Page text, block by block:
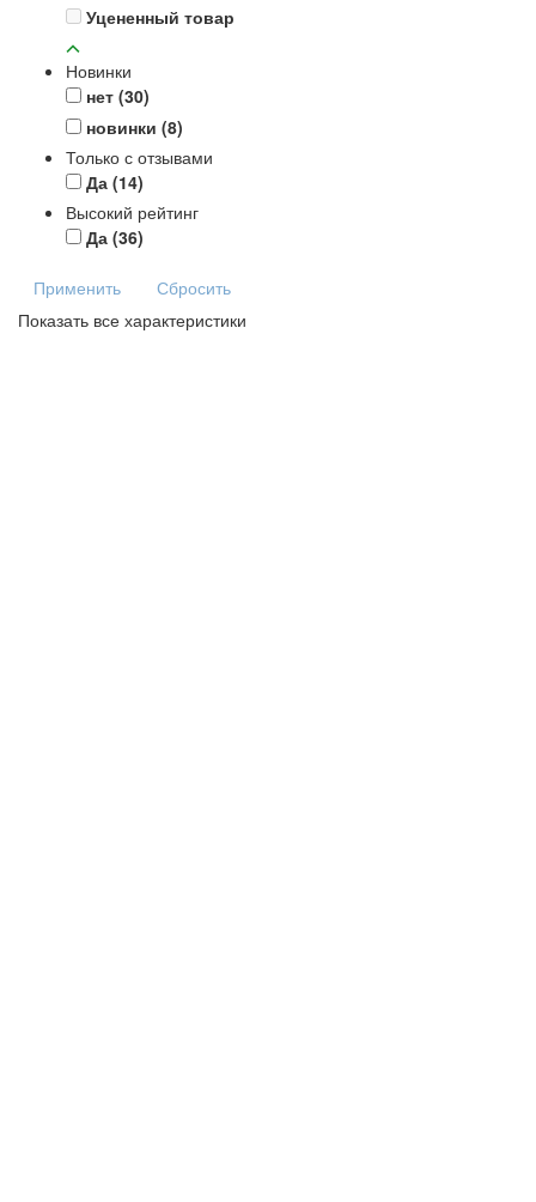
Уцененный товар
Новинки
нет (30)
новинки (8)
Только с отзывами
Да (14)
Высокий рейтинг
Да (36)
Применить
Сбросить
Показать все характеристики